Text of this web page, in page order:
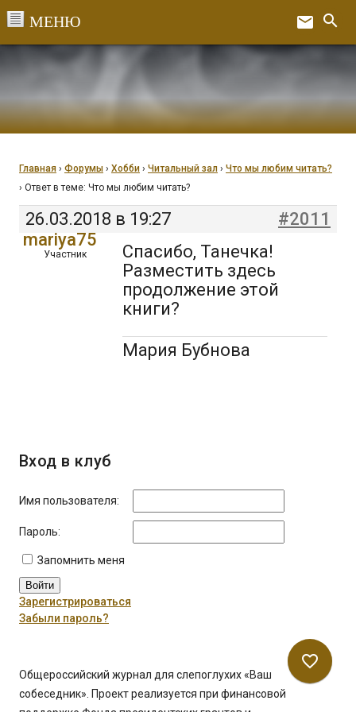
email search
Главная › Форумы › Хобби › Читальный зал › Что мы любим читать?
› Ответ в теме: Что мы любим читать?
26.03.2018 в 19:27
#2011
mariya75
Участник
Спасибо, Танечка!
Разместить здесь
продолжение этой
книги?
Мария Бубнова
Вход в клуб
Имя пользователя:
Пароль:
Запомнить меня
Войти
Зарегистрироваться
Забыли пароль?
Общероссийский журнал для слепоглухих «Ваш
собеседник». Проект реализуется при финансовой
favorite_border